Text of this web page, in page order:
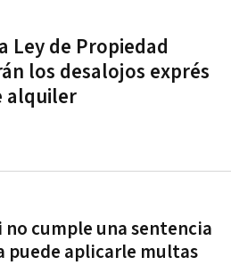
Ley de Propiedad
los desalojos exprés
alquiler
no cumple una sentencia
puede aplicarle multas